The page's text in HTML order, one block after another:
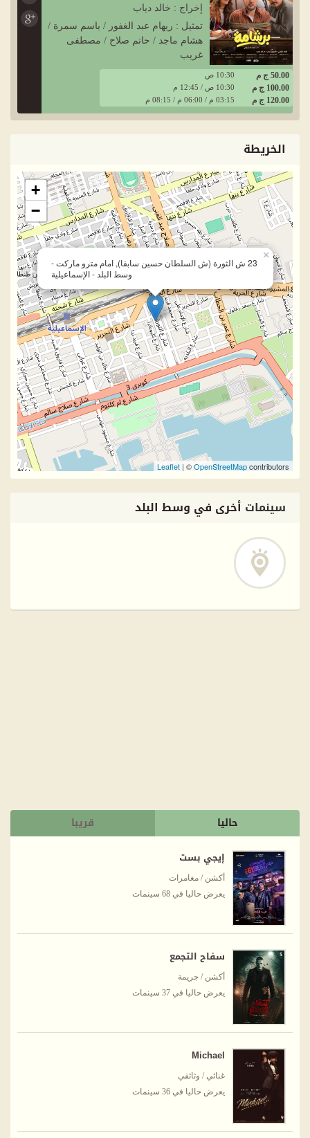
إخراج : خالد دياب
تمثيل : ريهام عبد الغفور / باسم سمرة /
هشام ماجد / حاتم صلاح / مصطفى
غريب
50.00 ج م 10:30 ص
100.00 ج م 10:30 ص / 12:45 م
120.00 ج م 03:15 م / 06:00 م / 08:15 م
الخريطة
23 ش الثورة (ش السلطان حسين سابقا), امام مترو ماركت -
وسط البلد - الإسماعيلية
×
+
−
Leaflet | ©OpenStreetMapcontributors
سينمات أخرى في وسط البلد
حاليا قريبا
إيجي بست
أكشن / مغامرات
يعرض حاليا في 68 سينمات
سفاح التجمع
أكشن / جريمة
يعرض حاليا في 37 سينمات
Michael
غنائي / وثائقي
يعرض حاليا في 36 سينمات